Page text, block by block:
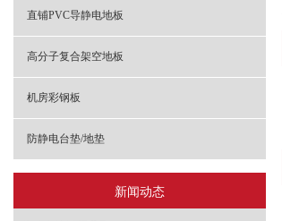
直铺PVC导静电地板
高分子复合架空地板
机房彩钢板
防静电台垫/地垫
新闻动态